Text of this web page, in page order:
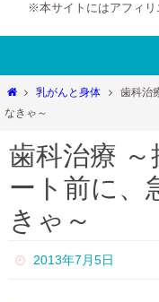
※本サイトにはアフィリ
ホ
ー
乳がんと身体
歯科治
なきゃ～
歯科治療 ～
ート前に、
きゃ～
2013年7月5日